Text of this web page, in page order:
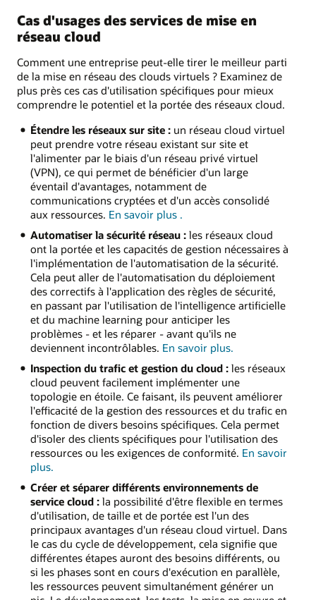
Cas d'usages des services de mise en
réseau cloud
Comment une entreprise peut-elle tirer le meilleur parti
de la mise en réseau des clouds virtuels ? Examinez de
plus près ces cas d'utilisation spécifiques pour mieux
comprendre le potentiel et la portée des réseaux cloud.
Étendre les réseaux sur site :un réseau cloud virtuel
peut prendre votre réseau existant sur site et
l'alimenter par le biais d'un réseau privé virtuel
(VPN), ce qui permet de bénéficier d'un large
éventail d'avantages, notamment de
communications cryptées et d'un accès consolidé
aux ressources. En savoir plus sur
connexion
à
votre
réseau
on-
premises
.
Automatiser la sécurité réseau :les réseaux cloud
ont la portée et les capacités de gestion nécessaires à
l'implémentation de l'automatisation de la sécurité.
Cela peut aller de l'automatisation du déploiement
des correctifs à l'application des règles de sécurité,
en passant par l'utilisation de l'intelligence artificielle
et du machine learning pour anticiper les
problèmes - et les réparer - avant qu'ils ne
deviennent incontrôlables. En savoir plussur
l'automatisation
de
la
sécurité
réseau
.
Inspection du trafic et gestion du cloud :les réseaux
cloud peuvent facilement implémenter une
topologie en étoile. Ce faisant, ils peuvent améliorer
l'efficacité de la gestion des ressources et du trafic en
fonction de divers besoins spécifiques. Cela permet
d'isoler des clients spécifiques pour l'utilisation des
ressources ou les exigences de conformité. En savoir
plussur
l'inspection
du
trafic
et
la
gestion
du
cloud
.
Créer et séparer différents environnements de
service cloud :la possibilité d'être flexible en termes
d'utilisation, de taille et de portée est l'un des
principaux avantages d'un réseau cloud virtuel. Dans
le cas du cycle de développement, cela signifie que
différentes étapes auront des besoins différents, ou
si les phases sont en cours d'exécution en parallèle,
les ressources peuvent simultanément générer un